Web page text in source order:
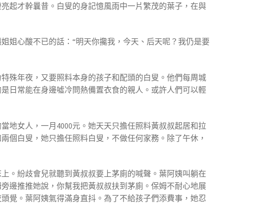
起才幹曩昔。白叟的身記憶風雨中一片繁茂的葉子，在與
姐心酸不已的話：“明天你攙我，今天、后天呢？我仍是要
殊年夜，又要照料本身的孩子和配頭的白叟。他們每周城
日常能在身邊噓冷問熱備置衣食的親人。或許人們可以輕
地女人，一月4000元。她天天只擔任照料黃叔叔起居和拉
個白叟，她只擔任照料白叟，不做任何家務。除了午休，
。紛歧會兒就聽到黃叔叔要上茅廁的喊聲。葉阿姨叫躺在
邊推推她說，你幫我把黃叔叔扶到茅廁。保姆不耐心地展
覺。葉阿姨氣得滿身直抖。為了不給孩子們添費事，她忍